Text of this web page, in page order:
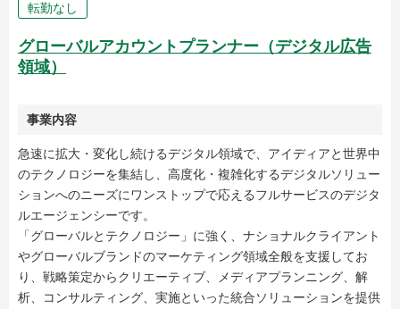
転勤なし
グローバルアカウントプランナー（デジタル広告
領域）
事業内容
急速に拡大・変化し続けるデジタル領域で、アイディアと世界中
のテクノロジーを集結し、高度化・複雑化するデジタルソリュー
ションへのニーズにワンストップで応えるフルサービスのデジタ
ルエージェンシーです。
「グローバルとテクノロジー」に強く、ナショナルクライアント
やグローバルブランドのマーケティング領域全般を支援してお
り、戦略策定からクリエーティブ、メディアプランニング、解
析、コンサルティング、実施といった統合ソリューションを提供